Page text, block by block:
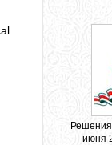
Решения
июня